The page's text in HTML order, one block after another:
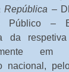
República –
Público –
da
nacional,